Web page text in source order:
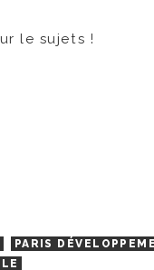
le sujets !
PARIS